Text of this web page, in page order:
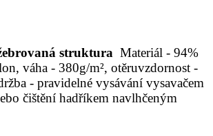
struktura Materiál - 94%
váha - 380g/m², otěruvzdornost -
- pravidelné vysávání vysavačem
čištění hadříkem navlhčeným